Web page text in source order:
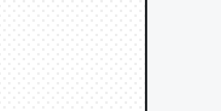
きる
─たま